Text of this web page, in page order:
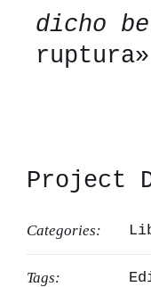
dicho
Project
Categories:
Tags: